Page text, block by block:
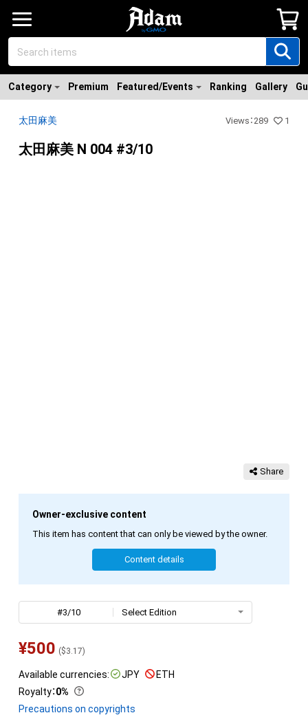
Category Premium Featured/Events Ranking Gallery
太田麻美 Views ：289 1
太田麻美 N 004 #3/10
Share
Owner-exclusive content
This item has content that can only be viewed by the owner.
Content details
#3/10 Select Edition
¥500 ($3.17)
Available currencies: JPY
ETH
Royalty：0%
Precautions on copyrights